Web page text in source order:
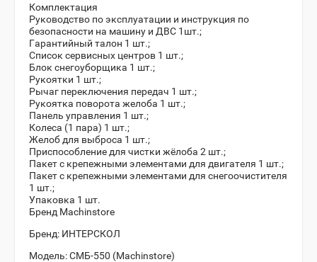
Комплектация
Руководство по эксплуатации и инструкция по
безопасности на машину и ДВС 1шт.;
Гарантийный талон 1 шт.;
Список сервисных центров 1 шт.;
Блок снегоуборщика 1 шт.;
Рукоятки 1 шт.;
Рычаг переключения передач 1 шт.;
Рукоятка поворота желоба 1 шт.;
Панель управления 1 шт.;
Колеса (1 пара) 1 шт.;
Желоб для выброса 1 шт.;
Приспособление для чистки жёлоба 2 шт.;
Пакет с крепежными элементами для двигателя 1 шт.;
Пакет с крепежными элементами для снегоочистителя
1 шт.;
Упаковка 1 шт.
Бренд Machinstore
Бренд: ИНТЕРСКОЛ
Модель:СМБ-550 (Machinstore)